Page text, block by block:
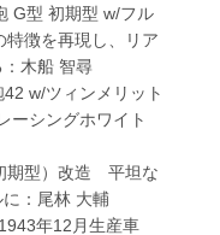
G型 初期型 w/フル
特徴を再現し、リア
木船 智尋
w/ツィンメリット
シングホワイト
期型）改造 平坦な
：尾林 大輔
年12月生産車